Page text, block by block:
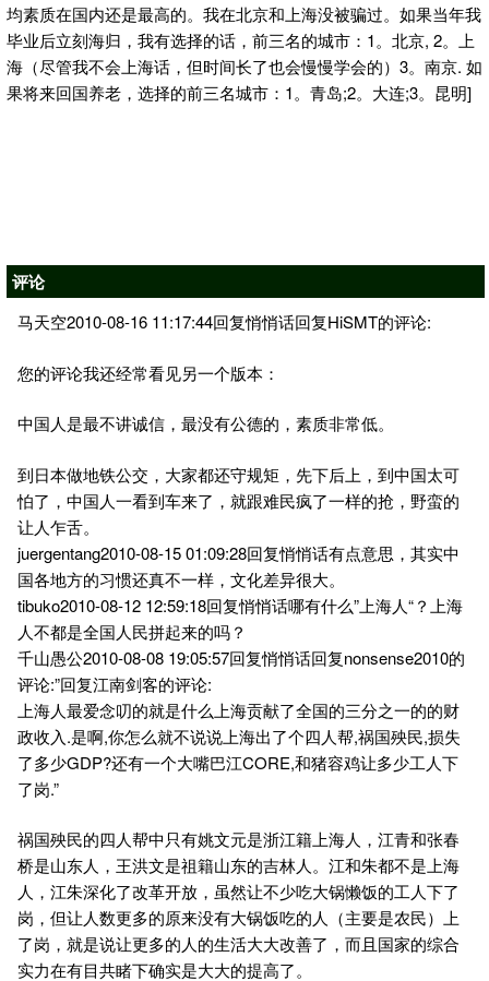
均素质在国内还是最高的。我在北京和上海没被骗过。如果当年我
毕业后立刻海归，我有选择的话，前三名的城市：1。北京, 2。上
海（尽管我不会上海话，但时间长了也会慢慢学会的）3。南京. 如
果将来回国养老，选择的前三名城市：1。青岛;2。大连;3。昆明]
评论
马天空2010-08-16 11:17:44回复悄悄话回复HiSMT的评论:
您的评论我还经常看见另一个版本：
中国人是最不讲诚信，最没有公德的，素质非常低。
到日本做地铁公交，大家都还守规矩，先下后上，到中国太可
怕了，中国人一看到车来了，就跟难民疯了一样的抢，野蛮的
让人乍舌。
juergentang2010-08-15 01:09:28回复悄悄话有点意思，其实中
国各地方的习惯还真不一样，文化差异很大。
tibuko2010-08-12 12:59:18回复悄悄话哪有什么”上海人“？上海
人不都是全国人民拼起来的吗？
千山愚公2010-08-08 19:05:57回复悄悄话回复nonsense2010的
评论:”回复江南剑客的评论:
上海人最爱念叨的就是什么上海贡献了全国的三分之一的的财
政收入.是啊,你怎么就不说说上海出了个四人帮,祸国殃民,损失
了多少GDP?还有一个大嘴巴江CORE,和猪容鸡让多少工人下
了岗.”
祸国殃民的四人帮中只有姚文元是浙江籍上海人，江青和张春
桥是山东人，王洪文是祖籍山东的吉林人。江和朱都不是上海
人，江朱深化了改革开放，虽然让不少吃大锅懒饭的工人下了
岗，但让人数更多的原来没有大锅饭吃的人（主要是农民）上
了岗，就是说让更多的人的生活大大改善了，而且国家的综合
实力在有目共睹下确实是大大的提高了。